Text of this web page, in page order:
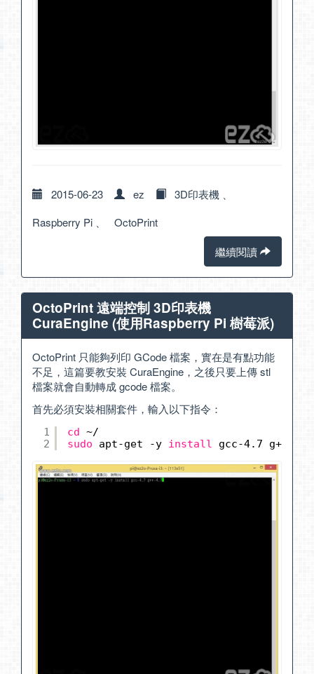
2015-06-23 ez 3D印表機 、
Raspberry Pi 、 OctoPrint
繼續閱讀
OctoPrint 遠端控制 3D印表機
CuraEngine (使用Raspberry Pi 樹莓派)
OctoPrint 只能夠列印 GCode 檔案，實在是有點功能
不足，這篇要教安裝 CuraEngine，之後只要上傳 stl
檔案就會自動轉成 gcode 檔案。
首先必須安裝相關套件，輸入以下指令：
1
2
cd ~/
sudo
apt-get -y install gcc-4.7 g++-4.7